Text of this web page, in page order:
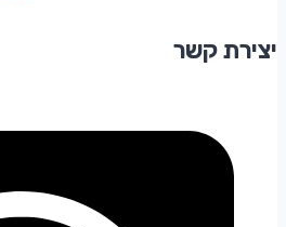
יצירת קשר